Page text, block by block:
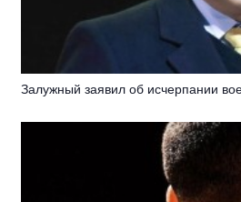
Залужный заявил об исчерпании